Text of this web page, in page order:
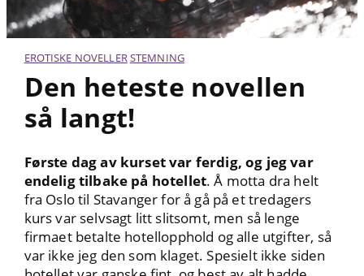
EROTISKE NOVELLERSTEMNING
Den heteste novellen
så langt!
Første dag av kurset var ferdig, og jeg var
endelig tilbake på hotellet. Å motta dra helt
fra Oslo til Stavanger for å gå på et tredagers
kurs var selvsagt litt slitsomt, men så lenge
firmaet betalte hotellopphold og alle utgifter, så
var ikke jeg den som klaget. Spesielt ikke siden